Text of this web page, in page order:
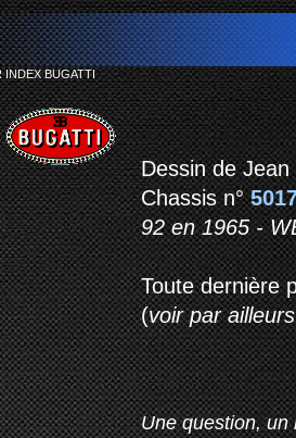
INDEX BUGATTI
Dessin de
Chassis n°
92 en 1965 -
Toute dernière
(voir par
Une question, un